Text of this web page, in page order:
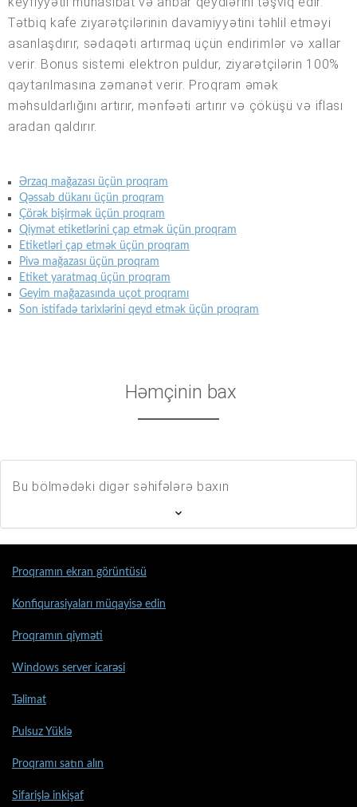
Tətbiq kafe ziyarətçilərinin davamiyyətini təhlil etməyi
asanlaşdırır, sədaqəti artırmaq üçün endirimlər və xallar
verir. Bonus sistemi elektron puldur, ziyarətçilərin 100%
qaytarılmasına zəmanət verir. Proqram əmək
məhsuldarlığını artırır, mənfəəti artırır və çöküşü və iflası
aradan qaldırır.
Ərzaq mağazası üçün proqram
Qəssab dükanı üçün proqram
Çörək bişirmək üçün proqram
Qiymət etiketlərini çap etmək üçün proqram
Etiketləri çap etmək üçün proqram
Pivə mağazası üçün proqram
Etiket yaratmaq üçün proqram
Geyim mağazasında uçot proqramı
Son istifadə tarixlərini qeyd etmək üçün proqram
Həmçinin bax
Bu bölmədəki digər səhifələrə baxın
Proqramın ekran görüntüsü
Konfiqurasiyaları müqayisə edin
Proqramın qiyməti
Windows server icarəsi
Təlimat
Pulsuz Yüklə
Proqramı satın alın
Sifarişlə inkişaf